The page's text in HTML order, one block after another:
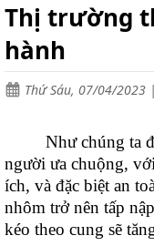
nhôm
rút
Thang
nhôm
cách
điện
ghế
Thang
nhôm
gấp
Thị trường
hành
Thứ Sáu, 07/04/2023
Như chúng ta đã
người ưa chuộng,
ích, và đặc biệt an
nhôm trở nên tấp
kéo theo cung sẽ